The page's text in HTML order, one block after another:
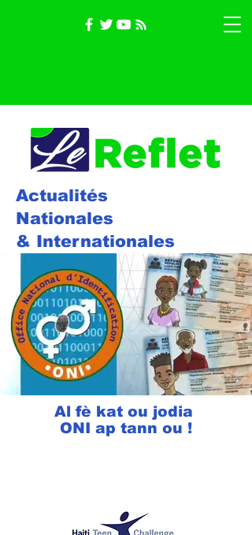
Actualités
Nationales
& Internationales
Al fè kat ou jodia
ONI ap tann ou !